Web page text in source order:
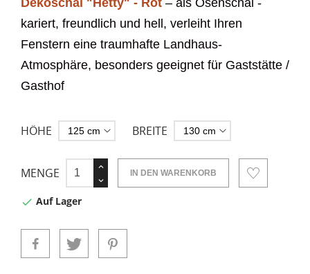
Dekoschal "Hetty" - Rot – als Ösenschal -
kariert, freundlich und hell, verleiht Ihren
Fenstern eine traumhafte Landhaus-
Atmosphäre, besonders geeignet für Gaststätte /
Gasthof
HÖHE BREITE
MENGE IN DEN WARENKORB
 Auf Lager